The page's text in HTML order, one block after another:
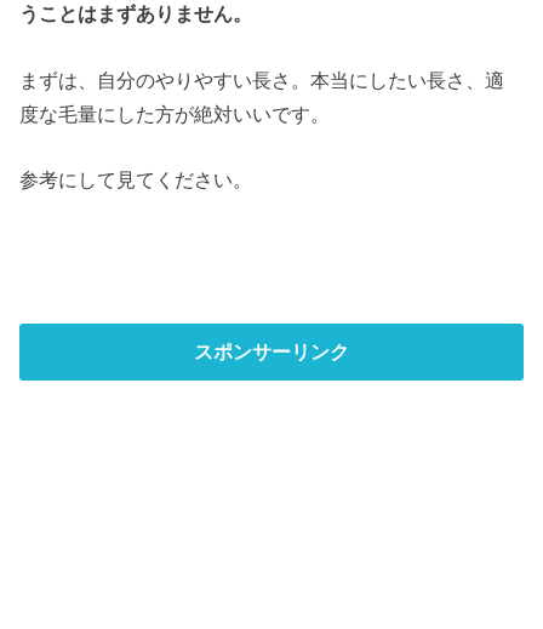
うことはまずありません。
まずは、自分のやりやすい長さ。本当にしたい長さ、適
度な毛量にした方が絶対いいです。
参考にして見てください。
スポンサーリンク